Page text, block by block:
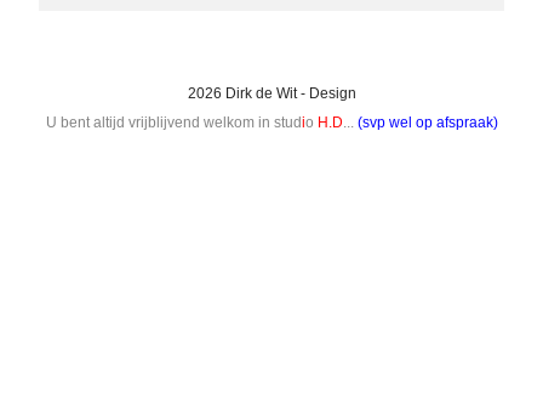
2026 Dirk de Wit - Design
U bent altijd vrijblijvend welkom in studio H.D... (svp wel op afspraak)